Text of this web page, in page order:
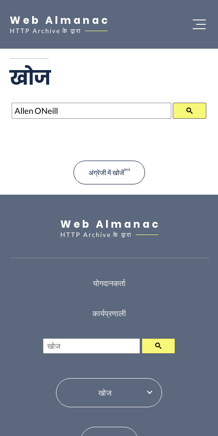
Web Almanac
HTTP Archive के द्वारा
खोज
खोज
अंग्रेजी में खोजें
Web Almanac
HTTP Archive के द्वारा
योगदानकर्ता
कार्यप्रणाली
खोज
विषय सूची परिवर्तन करें